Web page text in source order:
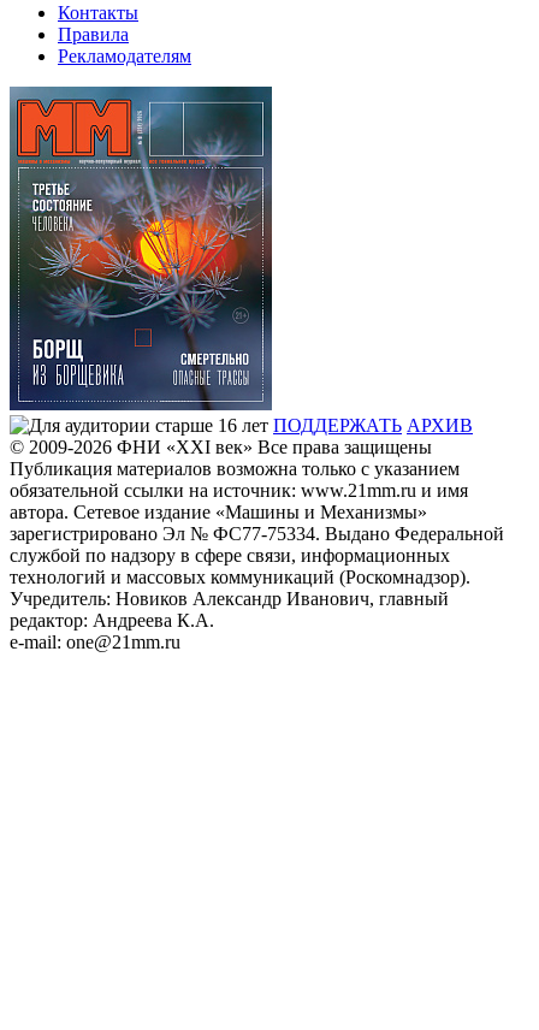
Контакты
Правила
Рекламодателям
ПОДДЕРЖАТЬ АРХИВ
© 2009-2026 ФHИ «XXI век» Все права защищены
Публикация материалов возможна только с указанием
обязательной ссылки на источник: www.21mm.ru и имя
автора. Сетевое издание «Машины и Механизмы»
зарегистрировано Эл № ФС77-75334. Выдано Федеральной
службой по надзору в сфере связи, информационных
технологий и массовых коммуникаций (Роскомнадзор).
Учредитель: Новиков Александр Иванович, главный
редактор: Андреева К.А.
e-mail: one@21mm.ru